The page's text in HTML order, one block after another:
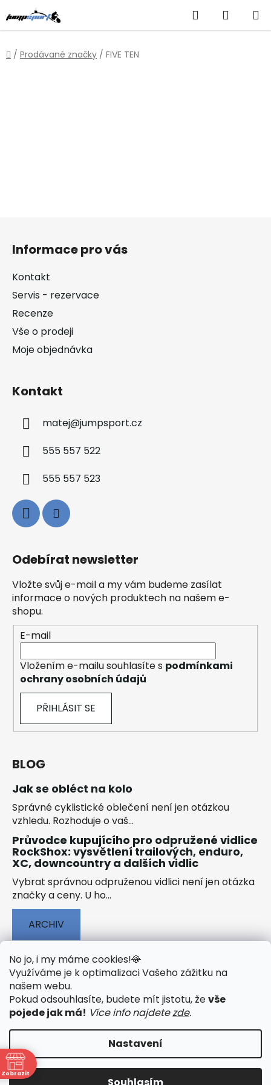
No jo, i my máme cookies!🍪
Využíváme je k optimalizaci Vašeho zážitku na
našem webu.
Pokud odsouhlasíte, budete mít jistotu, ževše
pojede jak má! Více info najdetezde.
Nastavení
na
obsah
Hledat
KOŠÍK
Domů
/ Prodávané značky / FIVE TEN
Informace pro vás
Kontakt
Servis - rezervace
Recenze
Vše o prodeji
Moje objednávka
Kontakt
matej@jumpsport.cz
555 557 522
555 557 523
Odebírat newsletter
Vložte svůj e-mail a my vám budeme zasílat
informace o nových produktech na našem e-
shopu.
E-mail
Vložením e-mailu souhlasíte s podmínkami
ochrany osobních údajů
PŘIHLÁSIT SE
BLOG
Jak se obléct na kolo
Správné cyklistické oblečení není jen otázkou
vzhledu. Rozhoduje o vaš...
Průvodce kupujícího pro odpružené vidlice
RockShox: vysvětlení trailových, enduro,
XC, downcountry a dalších vidlic
Vybrat správnou odpruženou vidlici není jen otázka
značky a ceny. U ho...
ARCHIV
🟢 TECHNOLOGIE
🟢 O ELEKTROKOLECH
🟢 NÁVODY KE STAŽENÍ
Vytvořil Shoptet&PekneWeby
Zobrazit